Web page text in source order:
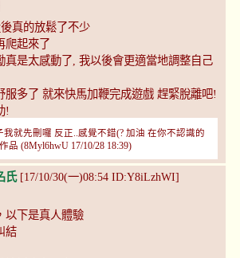
真的放鬆了不少
爬起來了
真是太感動了, 我以後會更適當地調整自己
服多了 就來快馬加鞭完成遊戲 趕緊脫離吧!
!
就先刪囉 反正..感覺不錯(? 加油 在你不認識的
品 (8Myl6hwU 17/10/28 18:39)
氏[17/10/30(一)08:54 ID:Y8iLzhWI]
以下是真人體驗
結